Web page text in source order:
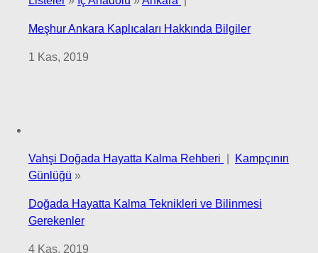
Meşhur Ankara Kaplıcaları Hakkında Bilgiler
1 Kas, 2019
Vahşi Doğada Hayatta Kalma Rehberi
Kampçının
Günlüğü »
Doğada Hayatta Kalma Teknikleri ve Bilinmesi
Gerekenler
4 Kas, 2019